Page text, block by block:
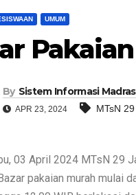
UMUM
By Sistem Informasi
APR 23, 2024 MTsN
03 April 2024 MTsN 29
pakaian murah mulai